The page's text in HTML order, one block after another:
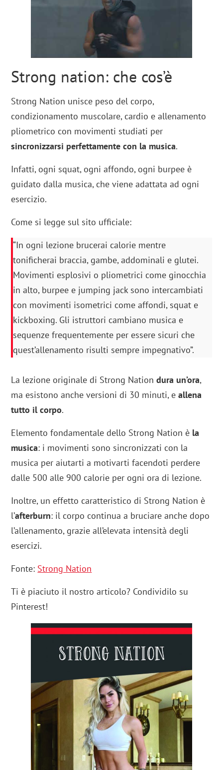
Strong nation: che cos’è
Strong Nation unisce peso del corpo,
condizionamento muscolare, cardio e allenamento
pliometrico con movimenti studiati per
sincronizzarsi perfettamente con la musica.
Infatti, ogni squat, ogni affondo, ogni burpee è
guidato dalla musica, che viene adattata ad ogni
esercizio.
Come si legge sul sito ufficiale:
“In ogni lezione brucerai calorie mentre
tonificherai braccia, gambe, addominali e glutei.
Movimenti esplosivi o pliometrici come ginocchia
in alto, burpee e jumping jack sono intercambiati
con movimenti isometrici come affondi, squat e
kickboxing. Gli istruttori cambiano musica e
sequenze frequentemente per essere sicuri che
quest’allenamento risulti sempre impegnativo”.
La lezione originale di Strong Nationdura un’ora,
ma esistono anche versioni di 30 minuti, eallena
tutto il corpo.
Elemento fondamentale dello Strong Nation è la
musica: i movimenti sono sincronizzati con la
musica per aiutarti a motivarti facendoti perdere
dalle 500 alle 900 calorie per ogni ora di lezione.
Inoltre, un effetto caratteristico di Strong Nation è
l’afterburn: il corpo continua a bruciare anche dopo
l’allenamento, grazie all’elevata intensità degli
esercizi.
Fonte: Strong Nation
Ti è piaciuto il nostro articolo? Condividilo su
Pinterest!